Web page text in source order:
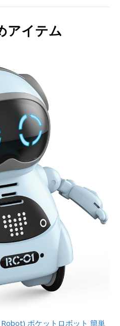
アイテム
ポケットロボット 簡単